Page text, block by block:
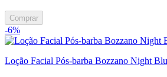
Comprar
-6%
Loção Facial Pós-barba Bozzano Night